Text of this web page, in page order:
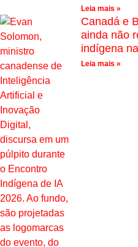
Leia mais »
Canadá e
ainda não
indígena
Leia mais »